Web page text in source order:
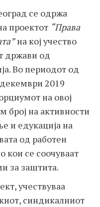
се одржа
проектот “Права
”на кој учество
држави од
Во периодот од
2019
на овој
број на активности
и едукација на
од работен
кои се соочуваат
за заштита.
учествуваа
синдикалниот